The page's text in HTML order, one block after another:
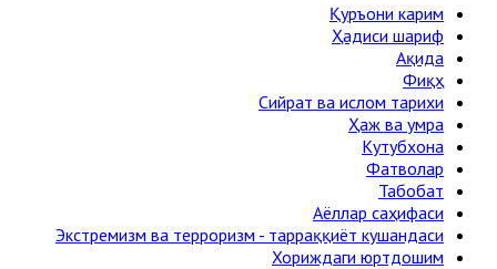
Қуръони карим
Ҳадиси шариф
Ақида
Фиқҳ
Сийрат ва ислом тарихи
Ҳаж ва умра
Кутубхона
Фатволар
Табобат
Аёллар саҳифаси
Экстремизм ва терроризм - тарраққиёт кушандаси
Хориждаги юртдошим